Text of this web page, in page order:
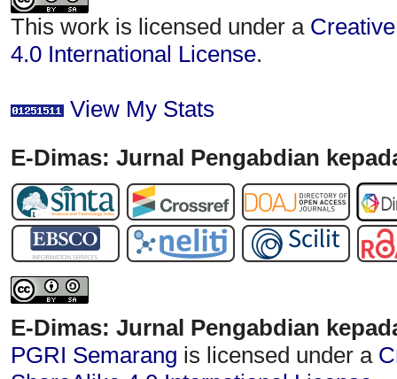
This work is licensed under a
4.0 International License.
View My Stats
E-Dimas: Jurnal Pengabdian
E-Dimas: Jurnal Pengabdian
PGRI Semarang is licensed under a